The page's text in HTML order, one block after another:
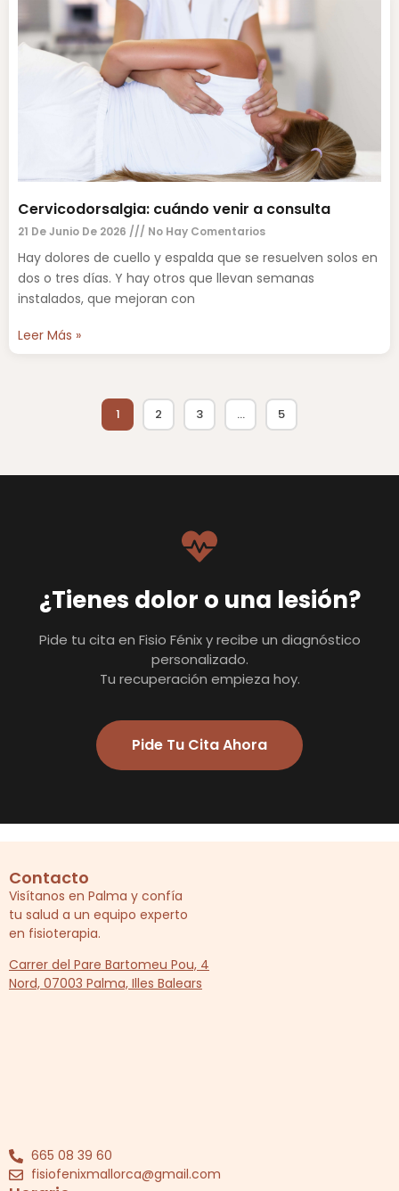
Cervicodorsalgia: cuándo venir a consulta
21 De Junio De 2026 No Hay Comentarios
Hay dolores de cuello y espalda que se resuelven solos en
dos o tres días. Y hay otros que llevan semanas
instalados, que mejoran con
Leer Más »
1 2 3 … 5
¿Tienes dolor o una lesión?
Pide tu cita en Fisio Fénix y recibe un diagnóstico
personalizado.
Tu recuperación empieza hoy.
Pide Tu Cita Ahora
Contacto
Visítanos en Palma y confía
tu salud a un equipo experto
en fisioterapia.
Carrer del Pare Bartomeu Pou, 4
Nord, 07003 Palma, Illes Balears
665 08 39 60
fisiofenixmallorca@gmail.com